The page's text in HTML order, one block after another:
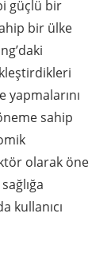
güçlü bir
bir ülke
yapmalarını
sahip
olarak öne
kullanıcı